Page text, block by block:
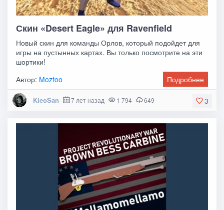
Скин «Desert Eagle» для Ravenfield
Новый скин для команды Орлов, который подойдет для
игры на пустынных картах. Вы только посмотрите на эти
шортики!
Автор: Mozfoo Подробнее
3
KleoSan 7 лет назад 1 794 649